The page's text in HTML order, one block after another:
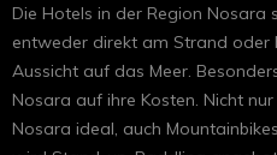
Die Hotels in der Region
entweder direkt am Strand oder
Aussicht auf das Meer.
Nosara auf ihre Kosten. Nicht
Nosara ideal, auch